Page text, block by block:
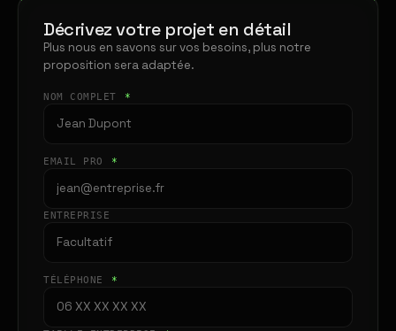
Décrivez votre projet en détail
Plus nous en savons sur vos besoins, plus notre
proposition sera adaptée.
NOM COMPLET *
EMAIL PRO *
ENTREPRISE
TÉLÉPHONE *